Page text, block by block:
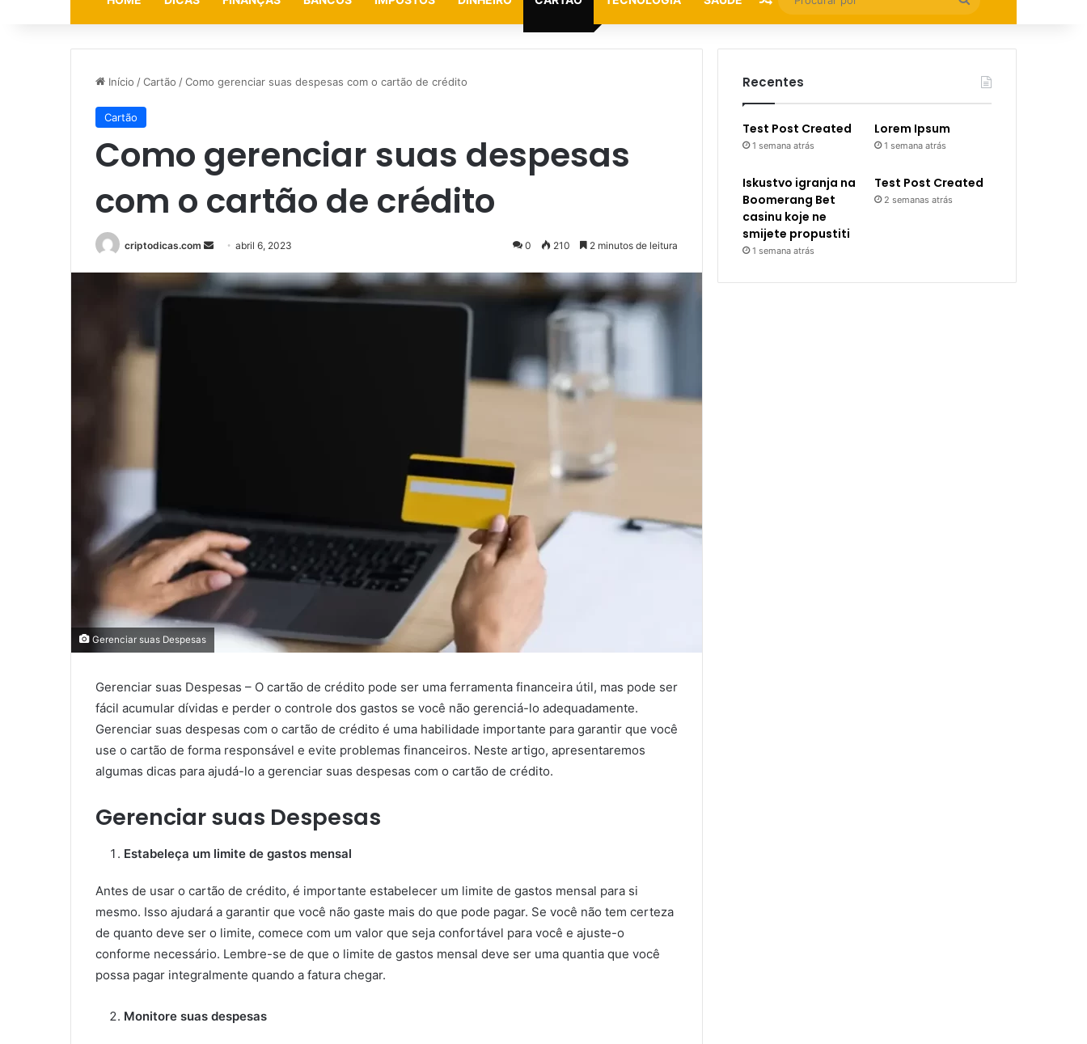
por
Início /Cartão /Como gerenciar suas despesas com o cartão de crédito
Cartão
Como gerenciar suas despesas
com o cartão de crédito
criptodicas.com
Mande
e-
abril 6, 2023 0 210 2 minutos de leitura
Gerenciar suas Despesas
Gerenciar suas Despesas – O cartão de crédito pode ser uma ferramenta financeira útil, mas pode ser
fácil acumular dívidas e perder o controle dos gastos se você não gerenciá-lo adequadamente.
Gerenciar suas despesas com o cartão de crédito é uma habilidade importante para garantir que você
use o cartão de forma responsável e evite problemas financeiros. Neste artigo, apresentaremos
algumas dicas para ajudá-lo a gerenciar suas despesas com o cartão de crédito.
Gerenciar suas Despesas
Estabeleça um limite de gastos mensal
Antes de usar o cartão de crédito, é importante estabelecer um limite de gastos mensal para si
mesmo. Isso ajudará a garantir que você não gaste mais do que pode pagar. Se você não tem certeza
de quanto deve ser o limite, comece com um valor que seja confortável para você e ajuste-o
conforme necessário. Lembre-se de que o limite de gastos mensal deve ser uma quantia que você
possa pagar integralmente quando a fatura chegar.
Monitore suas despesas
Recentes
Test Post Created
1 semana atrás
Lorem Ipsum
1 semana atrás
Iskustvo igranja na
Boomerang Bet
casinu koje ne
smijete propustiti
1 semana atrás
Test Post Created
2 semanas atrás